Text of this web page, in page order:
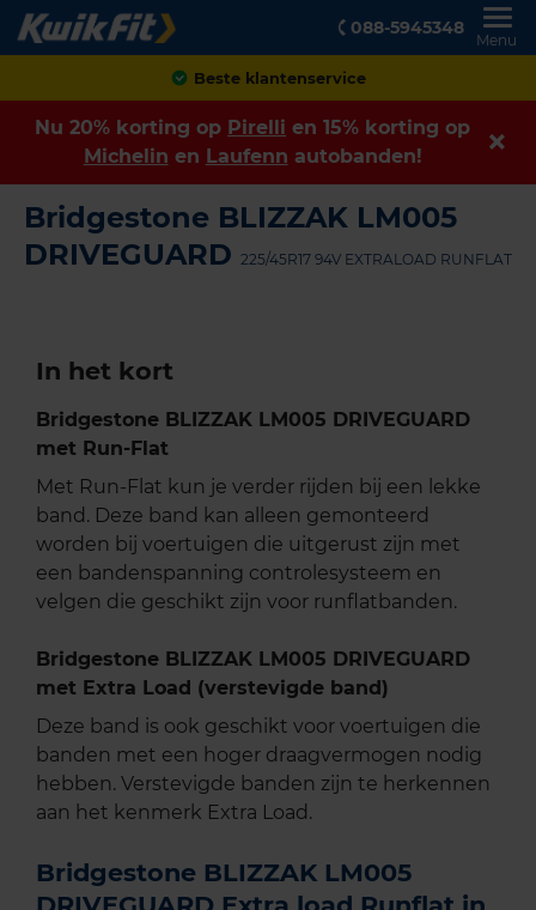
088-5945348
Menu
Beste klantenservice
Nu 20% korting op Pirelli en 15% korting op
Michelin en Laufenn autobanden!
Bridgestone BLIZZAK LM005
DRIVEGUARD 225/45R17 94V EXTRALOAD RUNFLAT
In het kort
Bridgestone BLIZZAK LM005 DRIVEGUARD
met Run-Flat
Met Run-Flat kun je verder rijden bij een lekke
band. Deze band kan alleen gemonteerd
worden bij voertuigen die uitgerust zijn met
een bandenspanning controlesysteem en
velgen die geschikt zijn voor runflatbanden.
Bridgestone BLIZZAK LM005 DRIVEGUARD
met Extra Load (verstevigde band)
Deze band is ook geschikt voor voertuigen die
banden met een hoger draagvermogen nodig
hebben. Verstevigde banden zijn te herkennen
aan het kenmerk Extra Load.
Bridgestone BLIZZAK LM005